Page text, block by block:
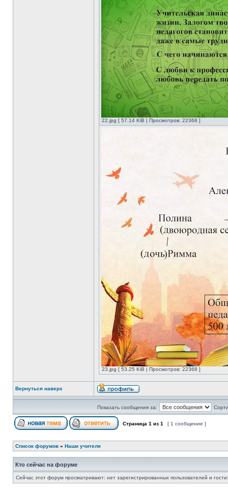
22.jpg [ 57.14 KiB | Просмотров: 22368 ]
23.jpg [ 53.25 KiB | Просмотров: 22368 ]
Вернуться наверх
Показать сообщения за:
Страница 1 из 1 [ 1 сообщение ]
Список форумов » Наши учителя
Кто сейчас на форуме
Сейчас этот форум просматривают: нет зарегистрированных пользователей и